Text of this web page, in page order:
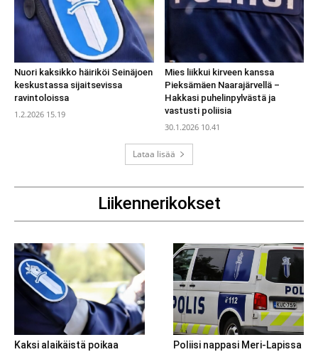
Nuori kaksikko häiriköi Seinäjoen
keskustassa sijaitsevissa
ravintoloissa
1.2.2026 15.19
Mies liikkui kirveen kanssa
Pieksämäen Naarajärvellä –
Hakkasi puhelinpylvästä ja
vastusti poliisia
30.1.2026 10.41
Lataa lisää
Liikennerikokset
Kaksi alaikäistä poikaa
Poliisi nappasi Meri-Lapissa